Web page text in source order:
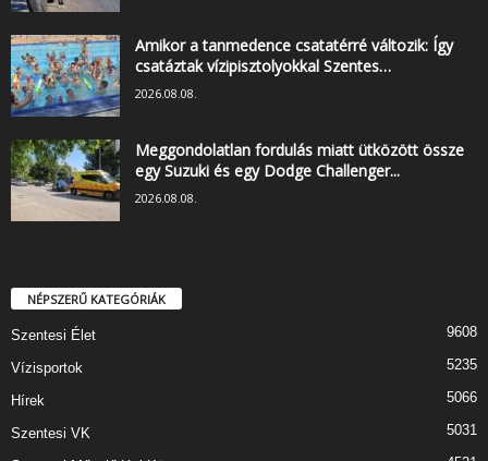
Amikor a tanmedence csatatérré változik: Így
csatáztak vízipisztolyokkal Szentes…
2026.08.08.
Meggondolatlan fordulás miatt ütközött össze
egy Suzuki és egy Dodge Challenger...
2026.08.08.
NÉPSZERŰ KATEGÓRIÁK
Szentesi Élet 9608
Vízisportok 5235
Hírek 5066
Szentesi VK 5031